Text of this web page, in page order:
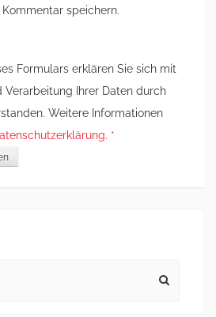
speichern.
Formulars erklären Sie sich mit
Verarbeitung Ihrer Daten durch
Weitere Informationen
*